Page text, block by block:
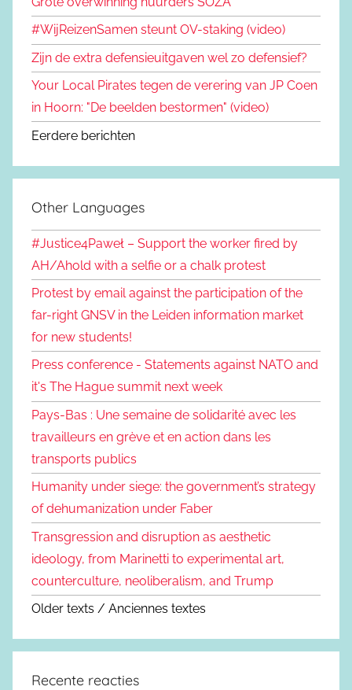
#WijReizenSamen steunt OV-staking (video)
Zijn de extra defensieuitgaven wel zo defensief?
Your Local Pirates tegen de verering van JP Coen
in Hoorn: "De beelden bestormen" (video)
Eerdere berichten
Other Languages
#Justice4Paweł – Support the worker fired by
AH/Ahold with a selfie or a chalk protest
Protest by email against the participation of the
far-right GNSV in the Leiden information market
for new students!
Press conference - Statements against NATO and
it's The Hague summit next week
Pays-Bas : Une semaine de solidarité avec les
travailleurs en grève et en action dans les
transports publics
Humanity under siege: the government’s strategy
of dehumanization under Faber
Transgression and disruption as aesthetic
ideology, from Marinetti to experimental art,
counterculture, neoliberalism, and Trump
Older texts / Anciennes textes
Recente reacties